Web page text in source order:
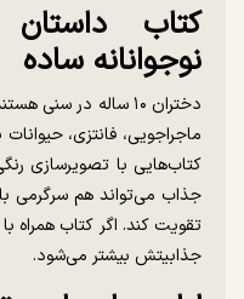
کتاب
نوجوانانه ساده
دختران ۱۰ ساله در
ماجراجویی، فانتزی،
کتاب‌هایی با تصویرسازی
جذاب می‌تواند هم سرگرمی
تقویت کند. اگر کتاب همراه
جذابیتش بیشتر می‌شود.